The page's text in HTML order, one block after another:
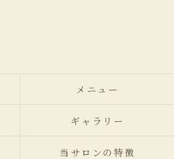
メニュー
ギャラリー
当サロンの特徴